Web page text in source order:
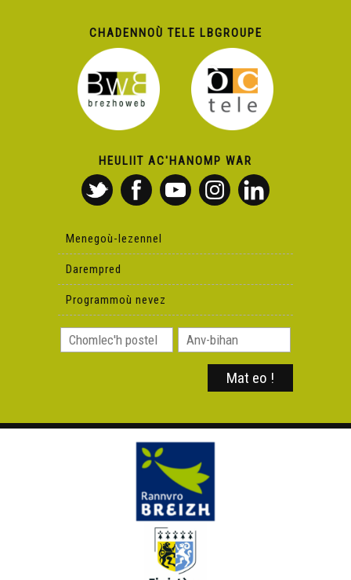
CHADENNOÙ TELE LBGROUPE
HEULIIT AC'HANOMP WAR
Menegoù-lezennel
Darempred
Programmoù nevez